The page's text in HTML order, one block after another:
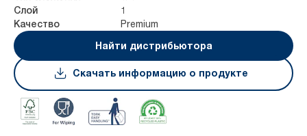
Слой 1
Качество
Premium
Найти дистрибьютора
Скачать информацию о продукте